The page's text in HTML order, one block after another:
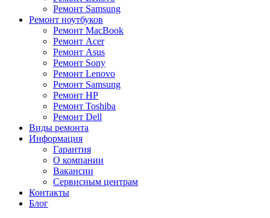
Ремонт Samsung
Ремонт ноутбуков
Ремонт MacBook
Ремонт Acer
Ремонт Asus
Ремонт Sony
Ремонт Lenovo
Ремонт Samsung
Ремонт HP
Ремонт Toshiba
Ремонт Dell
Виды ремонта
Информация
Гарантия
О компании
Вакансии
Сервисным центрам
Контакты
Блог